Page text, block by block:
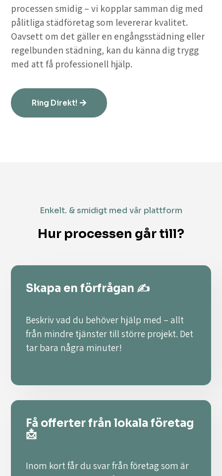
processen smidig – vi kopplar samman dig med
pålitliga städföretag som levererar kvalitet.
Oavsett om det gäller en engångsstädning eller
regelbunden städning, kan du känna dig trygg
med att få professionell hjälp.
Ring Direkt!
Enkelt. & smidigt med vår plattform
Hur processen går till?
Skapa en förfrågan ✍️
Beskriv vad du behöver hjälp med – allt
från mindre tjänster till större projekt. Det
tar bara några minuter!
Få offerter från lokala företag
📩
Inom kort får du svar från företag som är